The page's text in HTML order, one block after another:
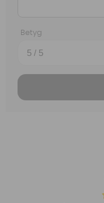
Betyg